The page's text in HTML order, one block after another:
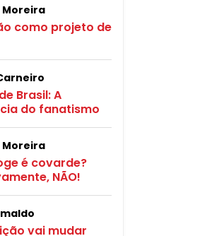
Moreira
como projeto de
Brasil: A
do fanatismo
Moreira
é covarde?
NÃO!
vai mudar